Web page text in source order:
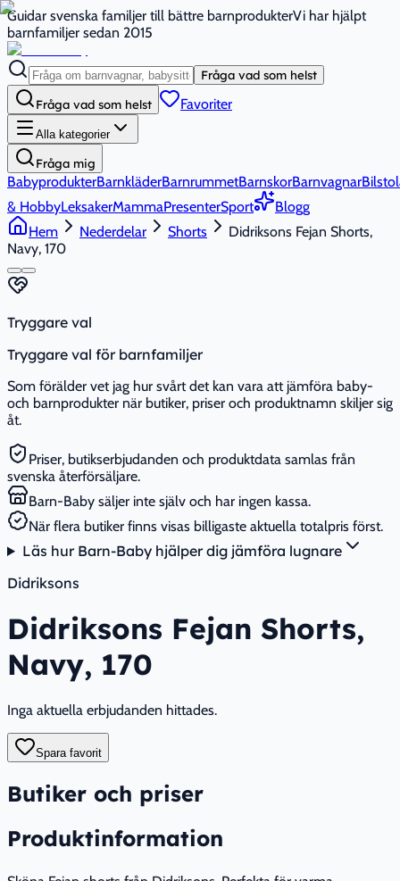
Guidar svenska familjer till bättre barnprodukterVi har hjälpt
barnfamiljer sedan 2015
Fråga vad som helst
Fråga vad som helst Favoriter
Alla kategorier
Fråga mig
BabyprodukterBarnkläderBarnrummetBarnskorBarnvagnar
& HobbyLeksakerMammaPresenterSport
Blogg
Hem
Nederdelar Shorts
Didriksons Fejan Shorts,
Navy, 170
Tryggare val
Tryggare val för barnfamiljer
Som förälder vet jag hur svårt det kan vara att jämföra baby-
och barnprodukter när butiker, priser och produktnamn skiljer sig
åt.
Priser, butikserbjudanden och produktdata samlas från
svenska återförsäljare.
Barn-Baby säljer inte själv och har ingen kassa.
När flera butiker finns visas billigaste aktuella totalpris först.
Läs hur Barn-Baby hjälper dig jämföra lugnare
Didriksons
Didriksons Fejan Shorts,
Navy, 170
Inga aktuella erbjudanden hittades.
Spara favorit
Butiker och priser
Produktinformation